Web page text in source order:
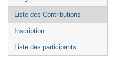
Liste des Contributions
Inscription
Liste des participants